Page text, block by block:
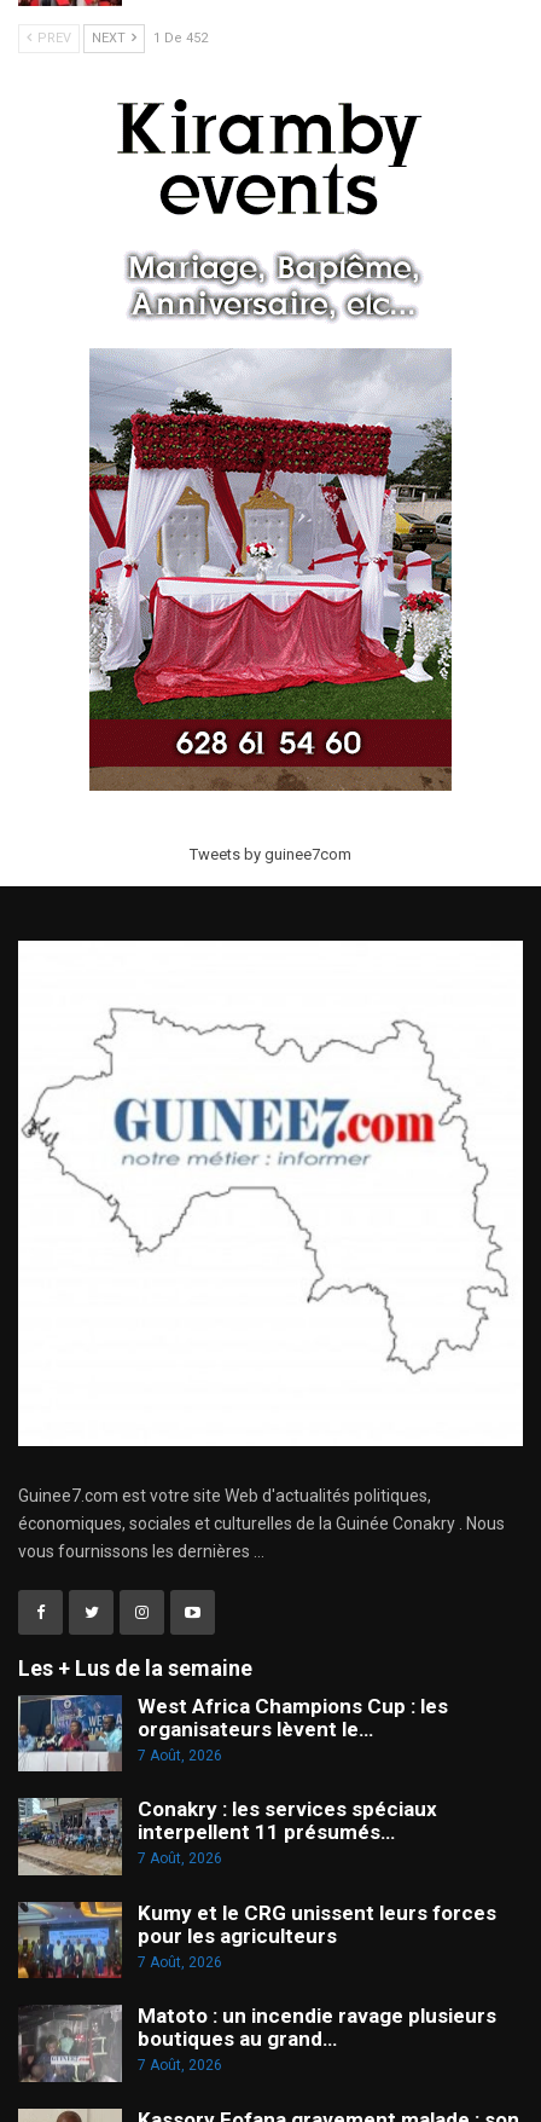
PREV NEXT 1 De 452
Tweets by guinee7com
Guinee7.com est votre site Web d'actualités politiques,
économiques, sociales et culturelles de la Guinée Conakry . Nous
vous fournissons les dernières ...
Les + Lus de la semaine
West Africa Champions Cup : les
organisateurs lèvent le…
7 Août, 2026
Conakry : les services spéciaux
interpellent 11 présumés…
7 Août, 2026
Kumy et le CRG unissent leurs forces
pour les agriculteurs
7 Août, 2026
Matoto : un incendie ravage plusieurs
boutiques au grand…
7 Août, 2026